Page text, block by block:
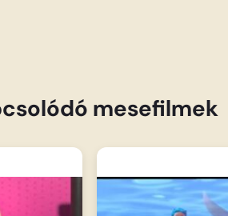
mesefilmek